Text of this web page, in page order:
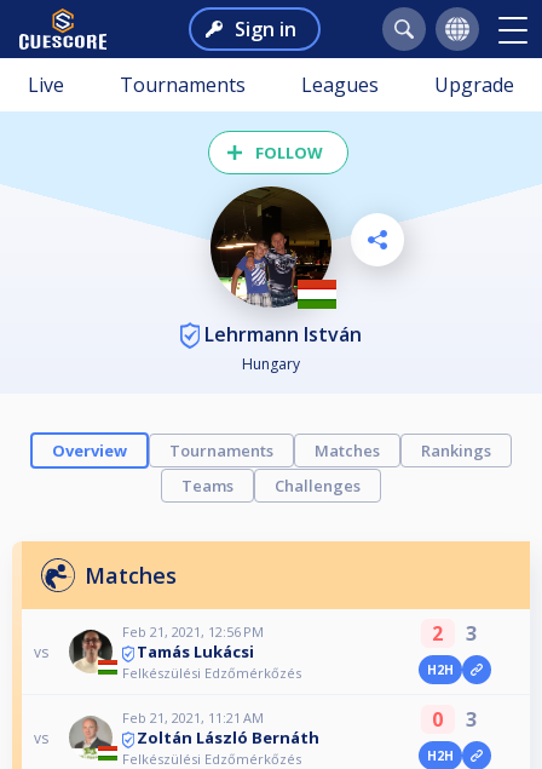
Sign in
Live Tournaments Leagues Upgrade
FOLLOW
Lehrmann István
Hungary
Overview Tournaments Matches
Rankings
Teams
Challenges
Matches
vs
Feb 21, 2021, 12:56 PM
Tamás Lukácsi
Felkészülési Edzőmérkőzés
2 3
H2H
vs
Feb 21, 2021, 11:21 AM
Zoltán László Bernáth
Felkészülési Edzőmérkőzés
0 3
H2H